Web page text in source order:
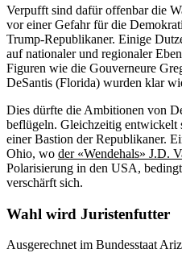
Verpufft sind dafür offenbar die
vor einer Gefahr für die
Trump-Republikaner. Einige
auf nationaler und regionaler
Figuren wie die Gouverneure
DeSantis (Florida) wurden klar
Dies dürfte die Ambitionen von
beflügeln. Gleichzeitig entwickelt
einer Bastion der Republikaner.
Ohio, wo der «Wendehals» J.D.
Polarisierung in den USA,
verschärft sich.
Wahl wird Juristenfutter
Ausgerechnet im Bundesstaat